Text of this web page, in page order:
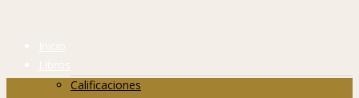
Inicio
Libros
Calificaciones